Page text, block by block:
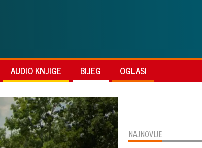
AUDIO KNJIGE BIJEG OGLASI
NAJNOVIJE